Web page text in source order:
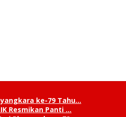
ke-79 Tahu…
Resmikan Panti …